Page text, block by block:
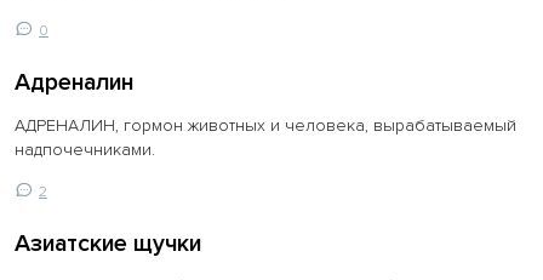
0
Адреналин
АДРЕНАЛИН, гормон животных и человека, вырабатываемый
надпочечниками.
2
Азиатские щучки